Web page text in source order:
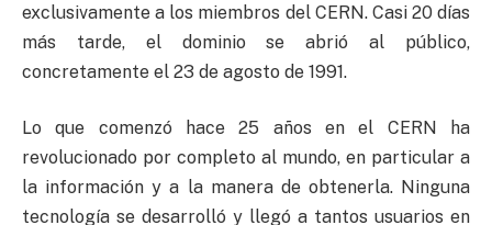
exclusivamente a los miembros del CERN. Casi 20 días
más tarde, el dominio se abrió al público,
concretamente el 23 de agosto de 1991.
Lo que comenzó hace 25 años en el CERN ha
revolucionado por completo al mundo, en particular a
la información y a la manera de obtenerla. Ninguna
tecnología se desarrolló y llegó a tantos usuarios en